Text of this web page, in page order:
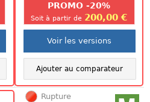
PROMO -20%
Soit à partir de 200,00 €
Voir les versions
Ajouter au comparateur
Rupture